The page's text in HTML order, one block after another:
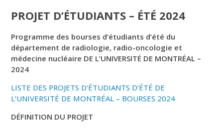
PROJET D’ÉTUDIANTS – ÉTÉ 2024
Programme des bourses d’étudiants d’été du
département de radiologie, radio-oncologie et
médecine nucléaire DE L’UNIVERSITÉ DE MONTRÉAL –
2024
LISTE DES PROJETS D’ÉTUDIANTS D’ÉTÉ DE
L’UNIVERSITÉ DE MONTRÉAL – BOURSES 2024
DÉFINITION DU PROJET